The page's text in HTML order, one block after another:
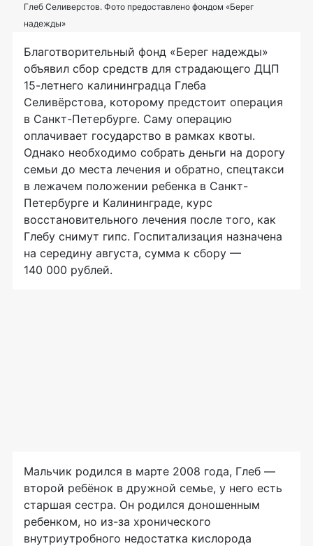
Глеб Селиверстов. Фото предоставлено фондом «Берег
надежды»
Благотворительный фонд «Берег надежды»
объявил сбор средств для страдающего ДЦП
15-летнего калининградца Глеба
Селивёрстова, которому предстоит операция
в Санкт-Петербурге. Саму операцию
оплачивает государство в рамках квоты.
Однако необходимо собрать деньги на дорогу
семьи до места лечения и обратно, спецтакси
в лежачем положении ребенка в Санкт-
Петербурге и Калининграде, курс
восстановительного лечения после того, как
Глебу снимут гипс. Госпитализация назначена
на середину августа, сумма к сбору —
140 000 рублей.
Мальчик родился в марте 2008 года, Глеб —
второй ребёнок в дружной семье, у него есть
старшая сестра. Он родился доношенным
ребенком, но из-за хронического
внутриутробного недостатка кислорода